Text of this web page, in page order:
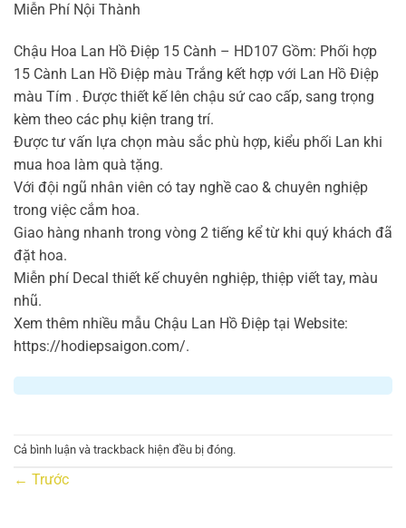
Miễn Phí Nội Thành
Chậu Hoa Lan Hồ Điệp 15 Cành – HD107 Gồm: Phối hợp
15 Cành Lan Hồ Điệp màu Trắng kết hợp với Lan Hồ Điệp
màu Tím . Được thiết kế lên chậu sứ cao cấp, sang trọng
kèm theo các phụ kiện trang trí.
Được tư vấn lựa chọn màu sắc phù hợp, kiểu phối Lan khi
mua hoa làm quà tặng.
Với đội ngũ nhân viên có tay nghề cao & chuyên nghiệp
trong việc cắm hoa.
Giao hàng nhanh trong vòng 2 tiếng kể từ khi quý khách đã
đặt hoa.
Miễn phí Decal thiết kế chuyên nghiệp, thiệp viết tay, màu
nhũ.
Xem thêm nhiều mẫu Chậu Lan Hồ Điệp tại Website:
https://hodiepsaigon.com/.
Cả bình luận và trackback hiện đều bị đóng.
← Trước